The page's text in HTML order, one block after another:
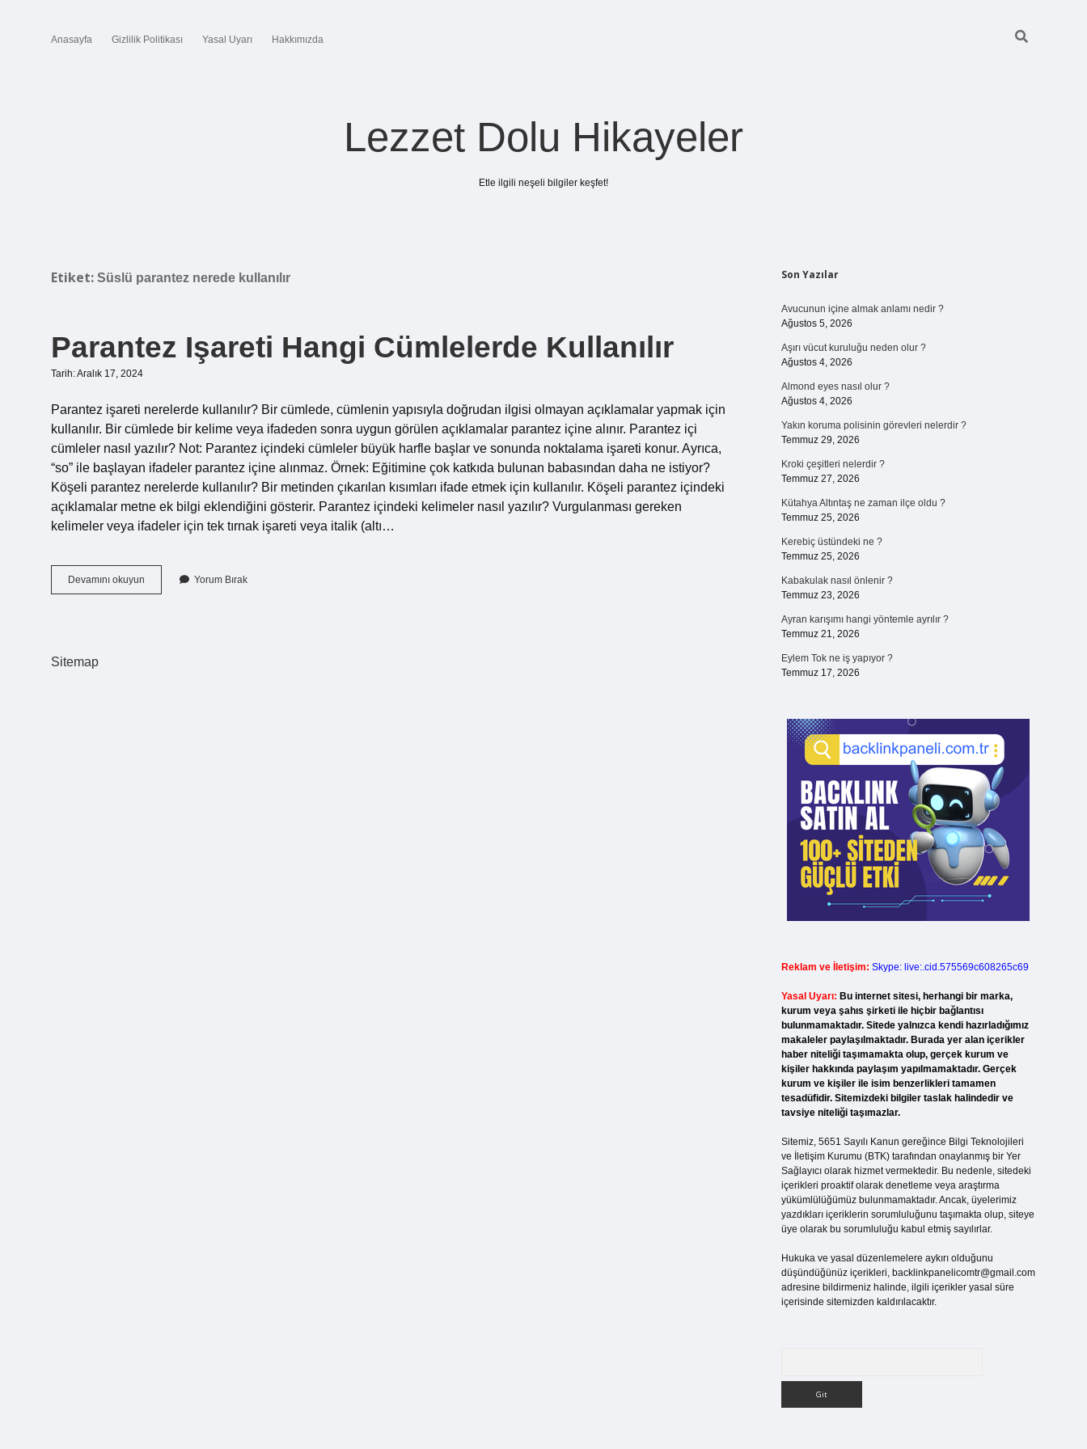
Anasayfa Gizlilik Politikası Yasal Uyarı Hakkımızda
Lezzet Dolu Hikayeler
Etle ilgili neşeli bilgiler keşfet!
Etiket: Süslü parantez nerede kullanılır
Parantez Işareti Hangi Cümlelerde Kullanılır
Tarih: Aralık 17, 2024
Parantez işareti nerelerde kullanılır? Bir cümlede, cümlenin yapısıyla doğrudan ilgisi olmayan açıklamalar yapmak için
kullanılır. Bir cümlede bir kelime veya ifadeden sonra uygun görülen açıklamalar parantez içine alınır. Parantez içi
cümleler nasıl yazılır? Not: Parantez içindeki cümleler büyük harfle başlar ve sonunda noktalama işareti konur. Ayrıca,
“so” ile başlayan ifadeler parantez içine alınmaz. Örnek: Eğitimine çok katkıda bulunan babasından daha ne istiyor?
Köşeli parantez nerelerde kullanılır? Bir metinden çıkarılan kısımları ifade etmek için kullanılır. Köşeli parantez içindeki
açıklamalar metne ek bilgi eklendiğini gösterir. Parantez içindeki kelimeler nasıl yazılır? Vurgulanması gereken
kelimeler veya ifadeler için tek tırnak işareti veya italik (altı…
Devamını okuyun Parantez
Işareti
Yorum Bırak
Sitemap
Sidebar
Son Yazılar
Avucunun içine almak anlamı nedir ?
Ağustos 5, 2026
Aşırı vücut kuruluğu neden olur ?
Ağustos 4, 2026
Almond eyes nasıl olur ?
Ağustos 4, 2026
Yakın koruma polisinin görevleri nelerdir ?
Temmuz 29, 2026
Kroki çeşitleri nelerdir ?
Temmuz 27, 2026
Kütahya Altıntaş ne zaman ilçe oldu ?
Temmuz 25, 2026
Kerebiç üstündeki ne ?
Temmuz 25, 2026
Kabakulak nasıl önlenir ?
Temmuz 23, 2026
Ayran karışımı hangi yöntemle ayrılır ?
Temmuz 21, 2026
Eylem Tok ne iş yapıyor ?
Temmuz 17, 2026
Reklam ve İletişim: Skype: live:.cid.575569c608265c69
Yasal Uyarı: Bu internet sitesi, herhangi bir marka,
kurum veya şahıs şirketi ile hiçbir bağlantısı
bulunmamaktadır. Sitede yalnızca kendi hazırladığımız
makaleler paylaşılmaktadır. Burada yer alan içerikler
haber niteliği taşımamakta olup, gerçek kurum ve
kişiler hakkında paylaşım yapılmamaktadır. Gerçek
kurum ve kişiler ile isim benzerlikleri tamamen
tesadüfidir. Sitemizdeki bilgiler taslak halindedir ve
tavsiye niteliği taşımazlar.
Sitemiz, 5651 Sayılı Kanun gereğince Bilgi Teknolojileri
ve İletişim Kurumu (BTK) tarafından onaylanmış bir Yer
Sağlayıcı olarak hizmet vermektedir. Bu nedenle, sitedeki
içerikleri proaktif olarak denetleme veya araştırma
yükümlülüğümüz bulunmamaktadır. Ancak, üyelerimiz
yazdıkları içeriklerin sorumluluğunu taşımakta olup, siteye
üye olarak bu sorumluluğu kabul etmiş sayılırlar.
Hukuka ve yasal düzenlemelere aykırı olduğunu
düşündüğünüz içerikleri, backlinkpanelicomtr@gmail.com
adresine bildirmeniz halinde, ilgili içerikler yasal süre
içerisinde sitemizden kaldırılacaktır.